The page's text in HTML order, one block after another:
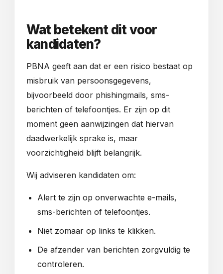
Wat betekent dit voor
kandidaten?
PBNA geeft aan dat er een risico bestaat op
misbruik van persoonsgegevens,
bijvoorbeeld door phishingmails, sms-
berichten of telefoontjes. Er zijn op dit
moment geen aanwijzingen dat hiervan
daadwerkelijk sprake is, maar
voorzichtigheid blijft belangrijk.
Wij adviseren kandidaten om:
Alert te zijn op onverwachte e-mails,
sms-berichten of telefoontjes.
Niet zomaar op links te klikken.
De afzender van berichten zorgvuldig te
controleren.